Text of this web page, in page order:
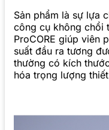
Sản phẩm là sự lựa
công cụ không chổi
ProCORE giúp viên
suất đầu ra tương
thường có kích
hóa trọng lượng